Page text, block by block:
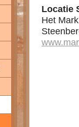
Locatie
Het